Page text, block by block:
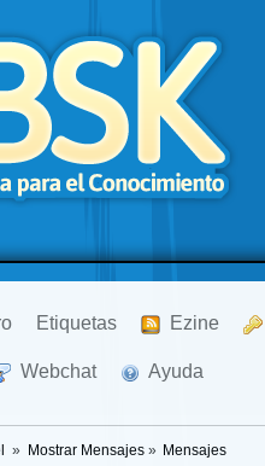
Etiquetas Ezine
Webchat Ayuda
» Mostrar Mensajes» Mensajes